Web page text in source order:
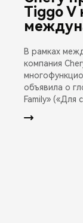
Tiggo V
В рамках
компания
объявила о
Family» («Для